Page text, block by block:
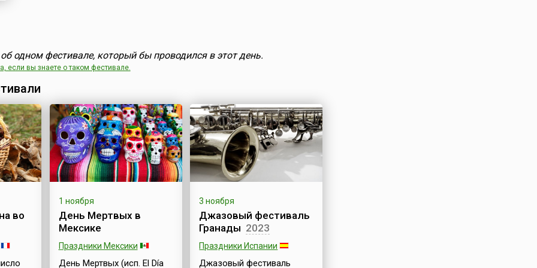
одном фестивале, который бы проводился в этот день.
если вы знаете о таком фестивале.
во
1 ноября
День Мертвых в
Мексике
Праздники Мексики
День Мертвых (исп. El Día
3 ноября
Джазовый фестиваль
Гранады 2023
Праздники Испании
Джазовый фестиваль